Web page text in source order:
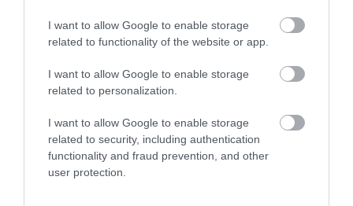
I want to allow Google to enable storage
related to functionality of the website or app.
I want to allow Google to enable storage
related to personalization.
I want to allow Google to enable storage
related to security, including authentication
functionality and fraud prevention, and other
user protection.